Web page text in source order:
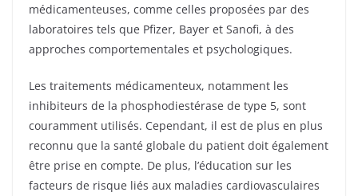
médicamenteuses, comme celles proposées par des
laboratoires tels que Pfizer, Bayer et Sanofi, à des
approches comportementales et psychologiques.
Les traitements médicamenteux, notamment les
inhibiteurs de la phosphodiestérase de type 5, sont
couramment utilisés. Cependant, il est de plus en plus
reconnu que la santé globale du patient doit également
être prise en compte. De plus, l’éducation sur les
facteurs de risque liés aux maladies cardiovasculaires